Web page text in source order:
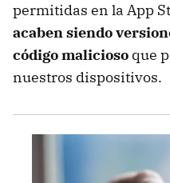
permitidas en la App
acaben siendo
código malicioso que
nuestros dispositivos.